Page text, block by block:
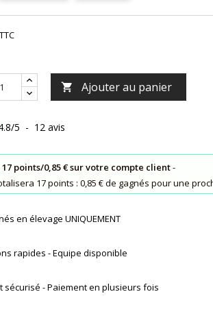
TTC
 Ajouter au panier
/5 - 12 avis
17 points/0,85 € sur votre compte client-
17 points : 0,85 € de gagnés pour une
en élevage UNIQUEMENT
rapides - Equipe disponible
sécurisé - Paiement en plusieurs fois